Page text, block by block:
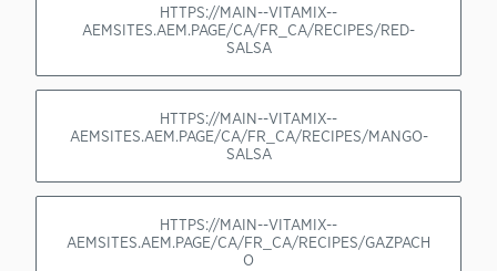
HTTPS://MAIN--VITAMIX--
AEMSITES.AEM.PAGE/CA/FR_CA/RECIPES/RED-
SALSA
HTTPS://MAIN--VITAMIX--
AEMSITES.AEM.PAGE/CA/FR_CA/RECIPES/MANGO-
SALSA
HTTPS://MAIN--VITAMIX--
AEMSITES.AEM.PAGE/CA/FR_CA/RECIPES/GAZPACH
O